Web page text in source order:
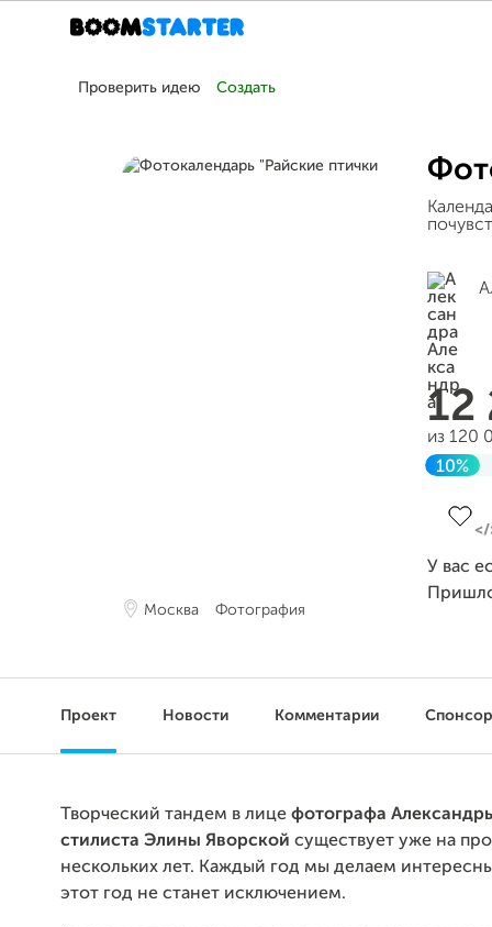
Проверить идею Создать
Москва Фотография
12
из 120
10%
У вас
Проект Новости Комментарии
Творческий тандем в лице фотографа
стилиста Элины Яворской существует уже на
нескольких лет. Каждый год мы делаем
этот год не станет исключением.